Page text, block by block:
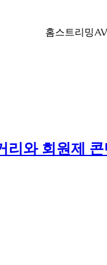
홈스트리밍
와 회원제